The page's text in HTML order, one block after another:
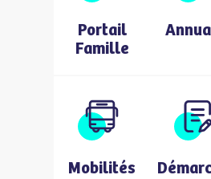
Portail
Famille
Mobilités